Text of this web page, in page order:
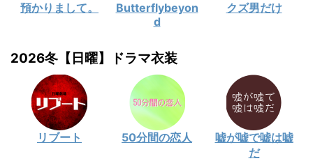
預かりまして。
Butterflybeyon
d
クズ男だけ
2026冬【日曜】ドラマ衣装
リブート 50分間の恋人
嘘が嘘で嘘は嘘
だ